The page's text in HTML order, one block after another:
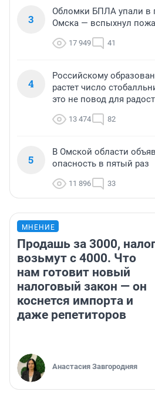
3
Обломки БПЛА упали в
Омска — вспыхнул
17 949 41
4
Российскому
растет число
это не повод для
13 474 82
5
В Омской области
опасность в пятый раз
11 896 33
МНЕНИЕ
Продашь за 3000,
возьмут с 4000. Что
нам готовит новый
налоговый закон — он
коснется импорта и
даже репетиторов
Анастасия Завгородняя